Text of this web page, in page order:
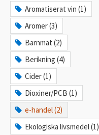
Aromatiserat vin (1)
Aromer (3)
Barnmat (2)
Berikning (4)
Cider (1)
Dioxiner/PCB (1)
e-handel (2)
Ekologiska livsmedel (1)